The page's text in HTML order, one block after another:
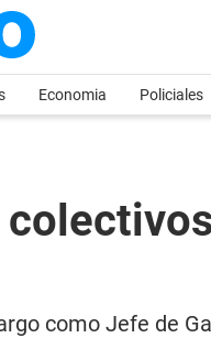
Economia Policiales
como Jefe de